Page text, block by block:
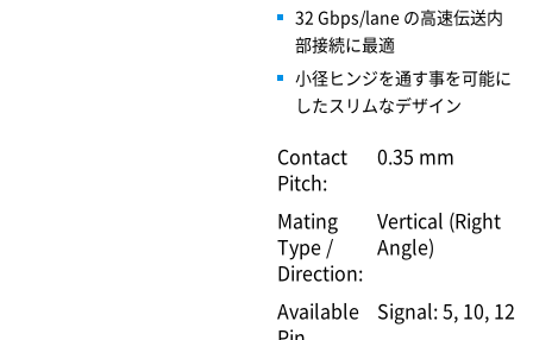
32 Gbps/lane の高速伝送内
部接続に最適
小径ヒンジを通す事を可能に
したスリムなデザイン
Contact
Pitch:
0.35 mm
Mating
Type /
Direction:
Vertical (Right
Angle)
Available
Signal: 5, 10, 12